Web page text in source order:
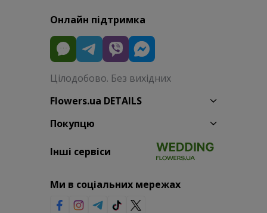
Онлайн підтримка
Цілодобово. Без вихідних
Flowers.ua DETAILS
Покупцю
Інші сервіси
Ми в соціальних мережах